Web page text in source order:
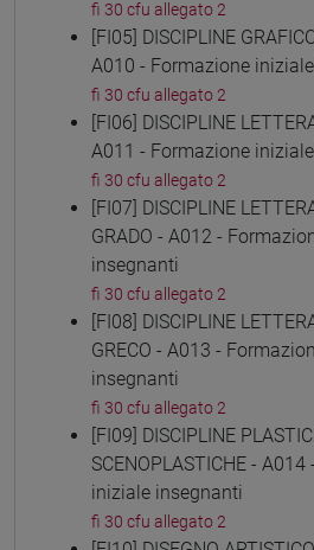
fi 30 cfu allegato 2
[FI05] DISCIPLINE
A010 - Formazione
fi 30 cfu allegato 2
[FI06] DISCIPLINE
A011 - Formazione
fi 30 cfu allegato 2
[FI07] DISCIPLINE
GRADO - A012 -
insegnanti
fi 30 cfu allegato 2
[FI08] DISCIPLINE
GRECO - A013 -
insegnanti
fi 30 cfu allegato 2
[FI09] DISCIPLINE
SCENOPLASTICHE -
iniziale insegnanti
fi 30 cfu allegato 2